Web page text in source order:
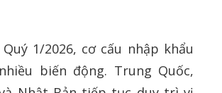
1/2026, cơ cấu nhập khẩu
biến động. Trung Quốc,